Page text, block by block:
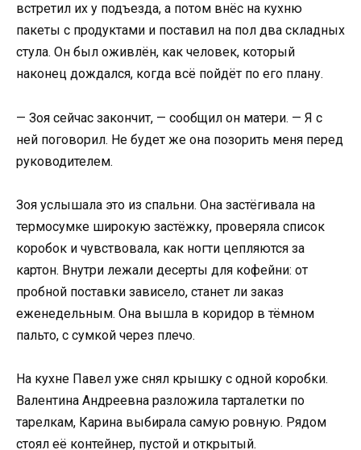
встретил их у подъезда, а потом внёс на кухню
пакеты с продуктами и поставил на пол два складных
стула. Он был оживлён, как человек, который
наконец дождался, когда всё пойдёт по его плану.
— Зоя сейчас закончит, — сообщил он матери. — Я с
ней поговорил. Не будет же она позорить меня перед
руководителем.
Зоя услышала это из спальни. Она застёгивала на
термосумке широкую застёжку, проверяла список
коробок и чувствовала, как ногти цепляются за
картон. Внутри лежали десерты для кофейни: от
пробной поставки зависело, станет ли заказ
еженедельным. Она вышла в коридор в тёмном
пальто, с сумкой через плечо.
На кухне Павел уже снял крышку с одной коробки.
Валентина Андреевна разложила тарталетки по
тарелкам, Карина выбирала самую ровную. Рядом
стоял её контейнер, пустой и открытый.